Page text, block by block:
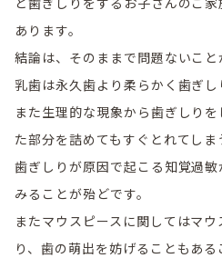
あります。
結論は、そのままで問題ないこと
乳歯は永久歯より柔らかく歯ぎし
また生理的な現象から歯ぎしり
た部分を詰めてもすぐとれてしま
歯ぎしりが原因で起こる知覚過
みることが殆どです。
またマウスピースに関してはマ
り、歯の萌出を妨げることもあ